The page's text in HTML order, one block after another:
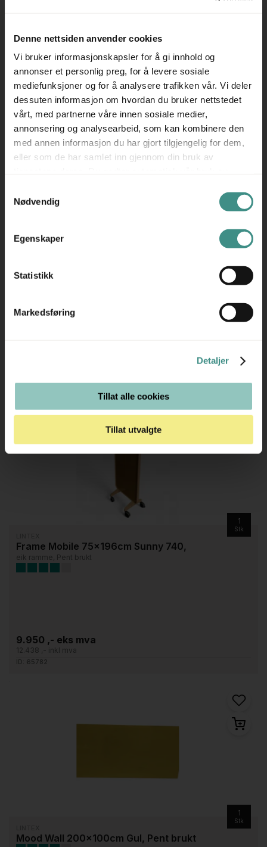
Denne nettsiden anvender cookies
Vi bruker informasjonskapsler for å gi innhold og
annonser et personlig preg, for å levere sosiale
mediefunksjoner og for å analysere trafikken vår. Vi deler
dessuten informasjon om hvordan du bruker nettstedet
vårt, med partnerne våre innen sosiale medier,
annonsering og analysearbeid, som kan kombinere den
med annen informasjon du har gjort tilgjengelig for dem,
eller som de har samlet inn gjennom din bruk av
Nødvendig
Egenskaper
Statistikk
Markedsføring
Detaljer
Tillat alle cookies
Tillat utvalgte
9.950 ,- eks mva
12.438 ,- inkl mva
1
Stk
LINTEX
1
Stk
Frame Mobile 75x196cm Sunny 740,
eik ramme, Pent brukt
9.950 ,- eks mva
12.438 ,- inkl mva
ID: 65782
1
Stk
Mood Wall 200x100cm Gul, Pent brukt